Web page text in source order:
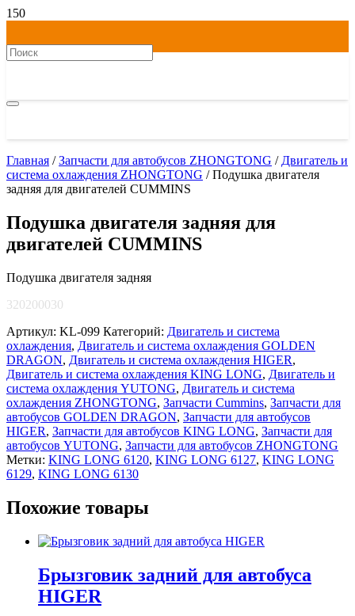
Главная /Запчасти для автобусов ZHONGTONG / Двигатель и
система охлаждения ZHONGTONG / Подушка двигателя
задняя для двигателей CUMMINS
Подушка двигателя задняя для
двигателей CUMMINS
Подушка двигателя задняя
320200030
Артикул: KL-099 Категорий: Двигатель и система
охлаждения, Двигатель и система охлаждения GOLDEN
DRAGON, Двигатель и система охлаждения HIGER,
Двигатель и система охлаждения KING LONG, Двигатель и
система охлаждения YUTONG, Двигатель и система
охлаждения ZHONGTONG, Запчасти Cummins, Запчасти для
автобусов GOLDEN DRAGON, Запчасти для автобусов
HIGER, Запчасти для автобусов KING LONG, Запчасти для
автобусов YUTONG, Запчасти для автобусов ZHONGTONG
Метки: KING LONG 6120, KING LONG 6127, KING LONG
6129, KING LONG 6130
Похожие товары
Брызговик задний для автобуса
HIGER